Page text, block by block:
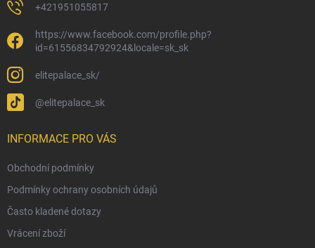
+421951055817
https://www.facebook.com/profile.php?
id=61556834792924&locale=sk_sk
elitepalace_sk/
@elitepalace_sk
INFORMACE PRO VÁS
Obchodní podmínky
Podmínky ochrany osobních údajů
Často kladené dotazy
Vrácení zboží